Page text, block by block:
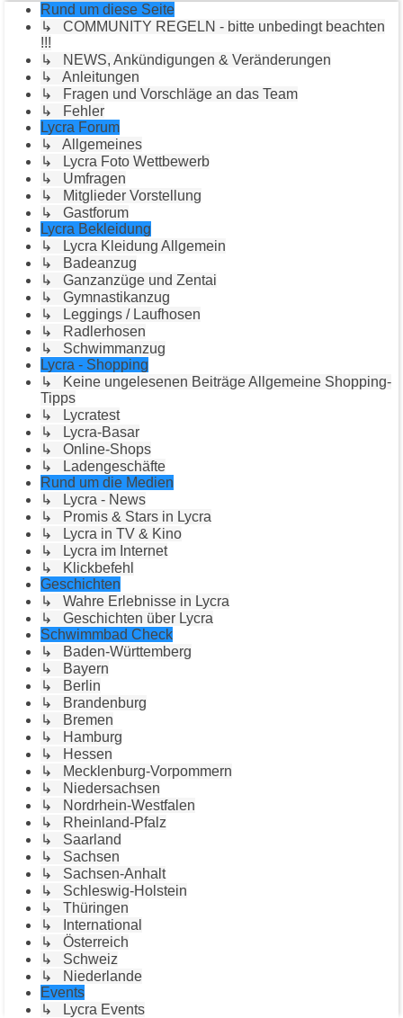
Rund um diese Seite
↳ COMMUNITY REGELN - bitte unbedingt beachten
!!!
↳ NEWS, Ankündigungen & Veränderungen
↳ Anleitungen
↳ Fragen und Vorschläge an das Team
↳ Fehler
Lycra Forum
↳ Allgemeines
↳ Lycra Foto Wettbewerb
↳ Umfragen
↳ Mitglieder Vorstellung
↳ Gastforum
Lycra Bekleidung
↳ Lycra Kleidung Allgemein
↳ Badeanzug
↳ Ganzanzüge und Zentai
↳ Gymnastikanzug
↳ Leggings / Laufhosen
↳ Radlerhosen
↳ Schwimmanzug
Lycra - Shopping
↳ Keine ungelesenen Beiträge Allgemeine Shopping-
Tipps
↳ Lycratest
↳ Lycra-Basar
↳ Online-Shops
↳ Ladengeschäfte
Rund um die Medien
↳ Lycra - News
↳ Promis & Stars in Lycra
↳ Lycra in TV & Kino
↳ Lycra im Internet
↳ Klickbefehl
Geschichten
↳ Wahre Erlebnisse in Lycra
↳ Geschichten über Lycra
Schwimmbad Check
↳ Baden-Württemberg
↳ Bayern
↳ Berlin
↳ Brandenburg
↳ Bremen
↳ Hamburg
↳ Hessen
↳ Mecklenburg-Vorpommern
↳ Niedersachsen
↳ Nordrhein-Westfalen
↳ Rheinland-Pfalz
↳ Saarland
↳ Sachsen
↳ Sachsen-Anhalt
↳ Schleswig-Holstein
↳ Thüringen
↳ International
↳ Österreich
↳ Schweiz
↳ Niederlande
Events
↳ Lycra Events